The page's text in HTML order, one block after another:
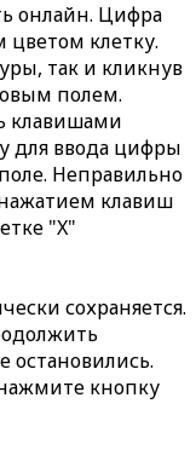
онлайн. Цифра
клетку.
так и кликнув
полем.
клавишами
для ввода цифры
Неправильно
клавиш
"X"
сохраняется.
остановились.
кнопку